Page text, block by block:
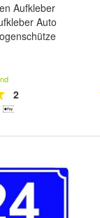
Aufkleber
Auto
2